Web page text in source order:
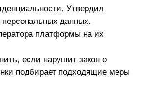
Утвердил
данных.
платформы на их
если нарушит закон о
подбирает подходящие меры